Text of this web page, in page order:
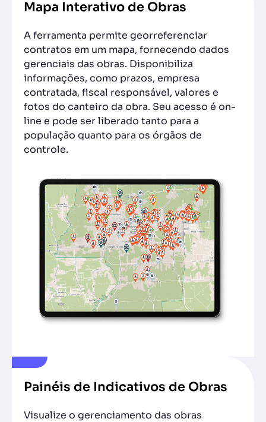
Mapa Interativo de Obras
A ferramenta permite georreferenciar
contratos em um mapa, fornecendo dados
gerenciais das obras. Disponibiliza
informações, como prazos, empresa
contratada, fiscal responsável, valores e
fotos do canteiro da obra. Seu acesso é on-
line e pode ser liberado tanto para a
população quanto para os órgãos de
controle.
Painéis de Indicativos de Obras
Visualize o gerenciamento das obras